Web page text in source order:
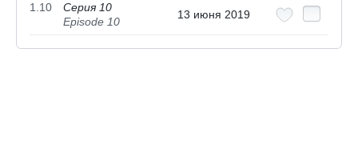
1.10
Серия 10
Episode 10
13 июня 2019